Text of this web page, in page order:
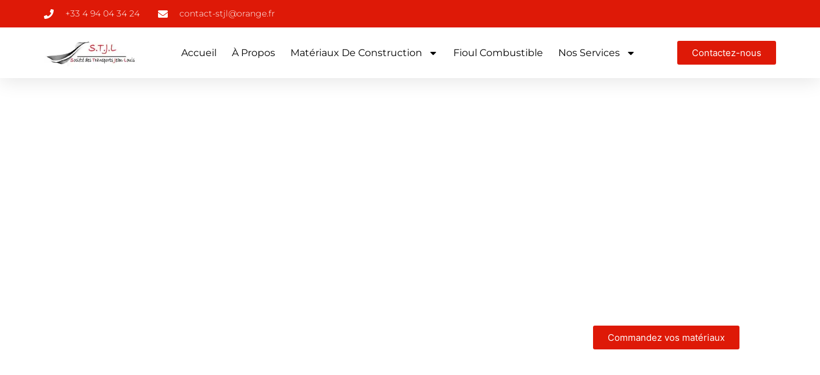
+33 4 94 04 34 24 contact-stjl@orange.fr
Accueil À Propos Matériaux De Construction Fioul Combustible Nos Services Contactez-nous
Commandez vos matériaux